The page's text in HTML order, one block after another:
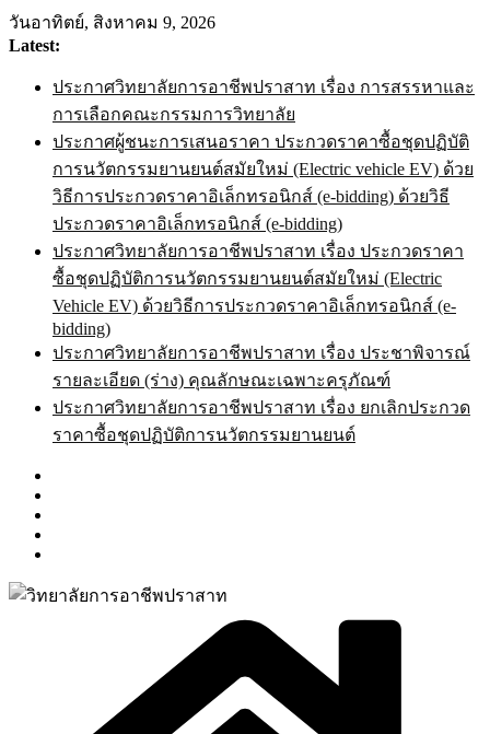
Skip
to
content
วันอาทิตย์, สิงหาคม 9, 2026
Latest:
ประกาศวิทยาลัยการอาชีพปราสาท เรื่อง การสรรหาและ
การเลือกคณะกรรมการวิทยาลัย
ประกาศผู้ชนะการเสนอราคา ประกวดราคาซื้อชุดปฏิบัติ
การนวัตกรรมยานยนต์สมัยใหม่ (Electric vehicle EV) ด้วย
วิธีการประกวดราคาอิเล็กทรอนิกส์ (e-bidding) ด้วยวิธี
ประกวดราคาอิเล็กทรอนิกส์ (e-bidding)
ประกาศวิทยาลัยการอาชีพปราสาท เรื่อง ประกวดราคา
ซื้อชุดปฏิบัติการนวัตกรรมยานยนต์สมัยใหม่ (Electric
Vehicle EV) ด้วยวิธีการประกวดราคาอิเล็กทรอนิกส์ (e-
bidding)
ประกาศวิทยาลัยการอาชีพปราสาท เรื่อง ประชาพิจารณ์
รายละเอียด (ร่าง) คุณลักษณะเฉพาะครุภัณฑ์
ประกาศวิทยาลัยการอาชีพปราสาท เรื่อง ยกเลิกประกวด
ราคาซื้อชุดปฏิบัติการนวัตกรรมยานยนต์